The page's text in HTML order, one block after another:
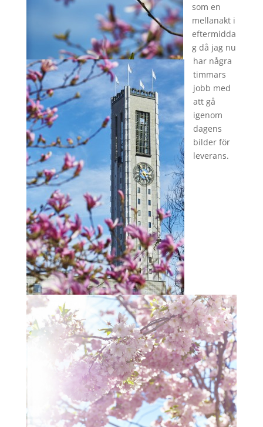
som en
mellanakt i
eftermidda
g då jag nu
har några
timmars
jobb med
att gå
igenom
dagens
bilder för
leverans.